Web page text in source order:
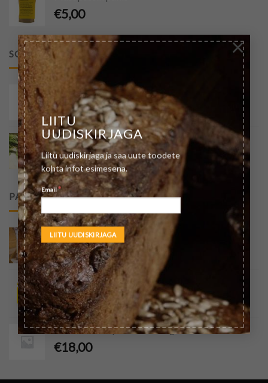
LIITU
UUDISKIRJAGA
Liitu uudiskirjaga ja saa uute toodete
kohta infot esimesena.
Email*
×
€5,00
SOOVITATUD
Juurpetersell
€4,50
Mustjuur
€5,50
PARIM HINNANG
Täistera sõre nisujahu (öko)
€2,50
Mesi 500g
€5,00
Kooritud kanepiseemned 1kg
€18,00